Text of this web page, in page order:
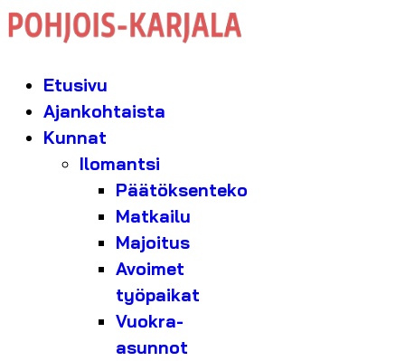
Etusivu
Ajankohtaista
Kunnat
Ilomantsi
Päätöksenteko
Matkailu
Majoitus
Avoimet
työpaikat
Vuokra-
asunnot